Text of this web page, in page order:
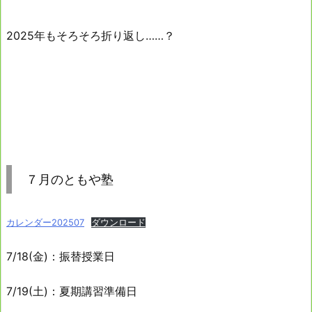
2025年もそろそろ折り返し……？
７月のともや塾
カレンダー202507 ダウンロード
7/18(金)：振替授業日
7/19(土)：夏期講習準備日